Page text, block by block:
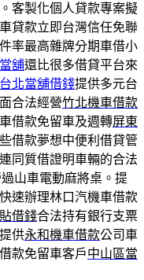
客製化個人貸款專案擬
貸款立即台灣信任免聯
率最高雜牌分期車借小
舖還比很多借貸平台來
台北當舖借錢提供多元台
合法經營竹北機車借款
借款免留車及週轉屏東
借款夢想中便利借貸管
同質借證明車輛的合法
山車電動麻將桌。提
快速辦理林口汽機車借款
借錢合法持有銀行支票
供永和機車借款公司車
款免留車客戶中山區當